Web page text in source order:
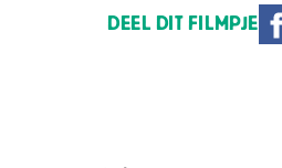
DEEL DIT FILMPJE